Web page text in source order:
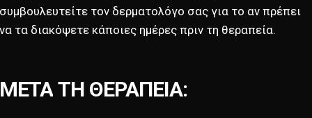
τον δερματολόγο σας για το αν πρέπει
τα διακόψετε κάποιες ημέρες πριν τη θεραπεία.
ΤΗ ΘΕΡΑΠΕΙΑ: